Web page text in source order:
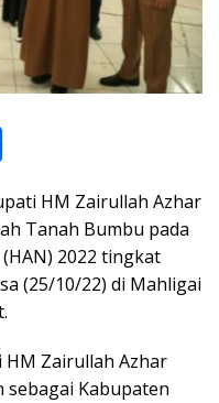
ar
e
HM Zairullah Azhar
Tanah Bumbu pada
2022 tingkat
(25/10/22) di Mahligai
HM Zairullah Azhar
Kabupaten